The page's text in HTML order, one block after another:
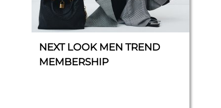
NEXT LOOK MEN TREND
MEMBERSHIP